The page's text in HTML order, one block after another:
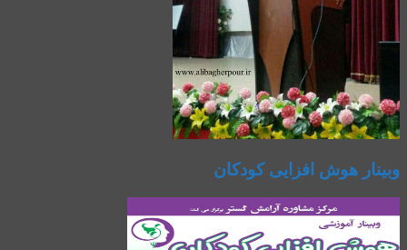
وبینار هوش افزایی کودکان